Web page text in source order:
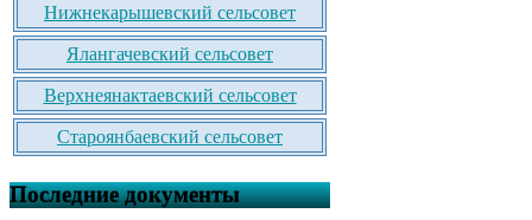
Нижнекарышевский сельсовет
Ялангачевский сельсовет
Верхнеянактаевский сельсовет
Староянбаевский сельсовет
Последние документы